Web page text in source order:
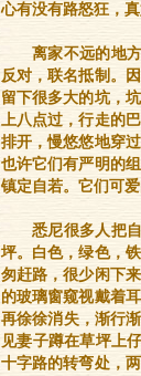
心有没有路怒狂，真
离家不远的地
反对，联名抵制。
留下很多大的坑，
上八点过，行走的
排开，慢悠悠地穿
也许它们有严明的
镇定自若。它们可
悉尼很多人把
坪。白色，绿色，
匆赶路，很少闲下
的玻璃窗窥视戴着
再徐徐消失，渐行
见妻子蹲在草坪上
十字路的转弯处，